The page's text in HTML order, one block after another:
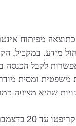
מפיתוח
מידע. במקביל,
לקבל הכנסה
משפטית ומסית